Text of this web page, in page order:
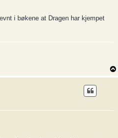
i bøkene at Dragen har kjempet